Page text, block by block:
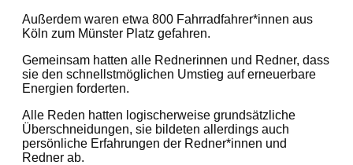
Außerdem waren etwa 800 Fahrradfahrer*innen aus
Köln zum Münster Platz gefahren.
Gemeinsam hatten alle Rednerinnen und Redner, dass
sie den schnellstmöglichen Umstieg auf erneuerbare
Energien forderten.
Alle Reden hatten logischerweise grundsätzliche
Überschneidungen, sie bildeten allerdings auch
persönliche Erfahrungen der Redner*innen und
Redner ab.